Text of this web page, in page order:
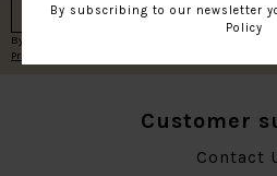
By subscribing to our newsletter you agree with our
Privacy Policy
Customer
Contact
By subscribing to our newsletter
Policy